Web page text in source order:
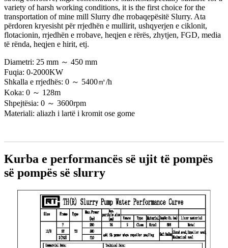
variety of harsh working conditions, it is the first choice for the
transportation of mine mill Slurry dhe rrobaqepësitë Slurry. Ata
përdoren kryesisht për rrjedhën e mullirit, ushqyerjen e ciklonit,
flotacionin, rrjedhën e rrobave, heqjen e rërës, zhytjen, FGD, media
të rënda, heqjen e hirit, etj.
Diametri: 25 mm ～ 450 mm
Fuqia: 0-2000KW
Shkalla e rrjedhës: 0 ～ 5400㎥/h
Koka: 0 ～ 128m
Shpejtësia: 0 ～ 3600rpm
Materiali: aliazh i lartë i kromit ose gome
Kurba e performancës së ujit të pompës
së pompës së slurry